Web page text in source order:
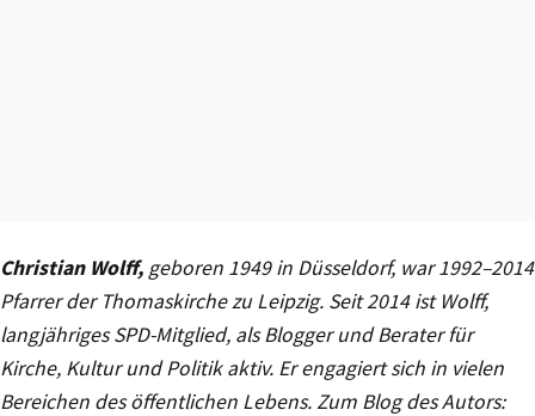
Christian Wolff, geboren 1949 in Düsseldorf, war 1992–2014
Pfarrer der Thomaskirche zu Leipzig. Seit 2014 ist Wolff,
langjähriges SPD-Mitglied, als Blogger und Berater für
Kirche, Kultur und Politik aktiv. Er engagiert sich in vielen
Bereichen des öffentlichen Lebens. Zum Blog des Autors: